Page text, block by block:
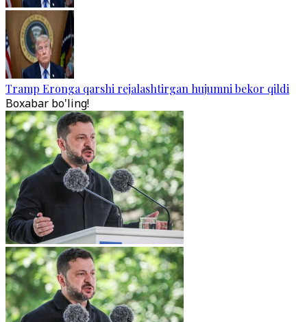
Tramp Eronga qarshi rejalashtirgan hujumni bekor qildi
Boxabar bo'ling!